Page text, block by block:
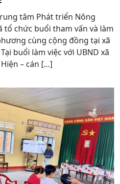
tâm Phát triển Nông
tổ chức buổi tham vấn và làm
cùng cộng đồng tại xã
buổi làm việc với UBND xã
– cán […]